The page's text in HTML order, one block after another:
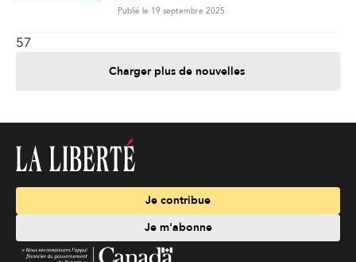
Publié le 19 septembre 2025
57
Charger plus de nouvelles
Je contribue
Je m'abonne